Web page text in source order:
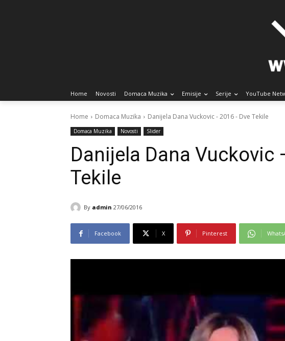
Home Novosti Domaca Muzika Emisije Serije YouTube
Home Domaca Muzika Danijela Dana Vuckovic - 2016 - Dve Tekile
Domaca Muzika Novosti Slider
Danijela Dana Vuckovic
Tekile
By admin 27/06/2016
Facebook X Pinterest